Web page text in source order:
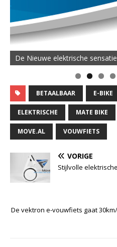
De Nieuwe elektrische
BETAALBAAR E-BIKE
ELEKTRISCHE MATE BIKE
MOVE.AL VOUWFIETS
VORIGE
Stijlvolle
De vektron e-vouwfiets gaat